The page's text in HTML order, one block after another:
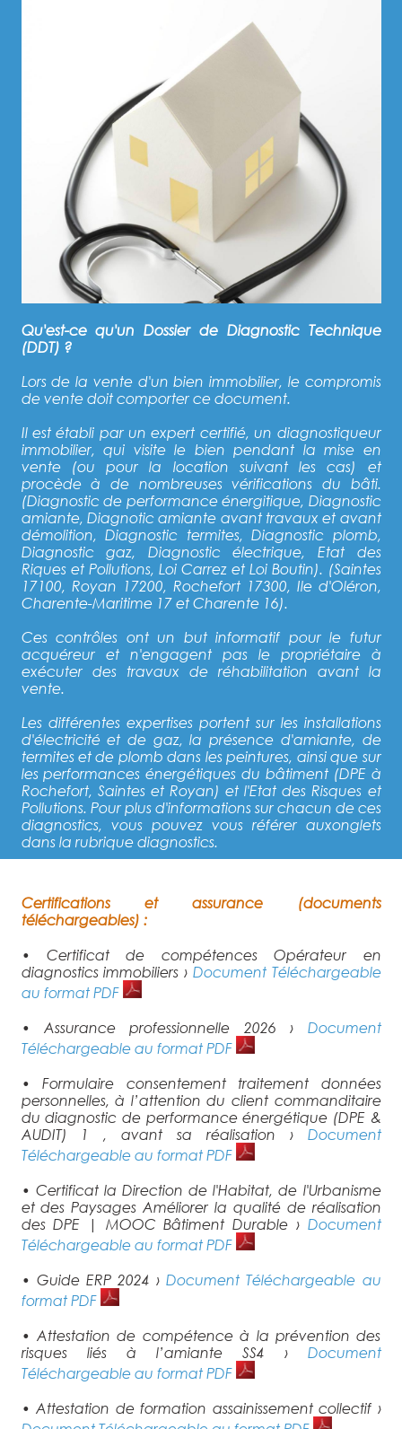
Qu'est-ce qu'un Dossier de Diagnostic Technique
(DDT) ?
Lors de la vente d'un bien immobilier, le compromis
de vente doit comporter ce document.
Il est établi par un expert certifié, un diagnostiqueur
immobilier, qui visite le bien pendant la mise en
vente (ou pour la location suivant les cas) et
procède à de nombreuses vérifications du bâti.
(Diagnostic de performance énergitique, Diagnostic
amiante, Diagnotic amiante avant travaux et avant
démolition, Diagnostic termites, Diagnostic plomb,
Diagnostic gaz, Diagnostic électrique, Etat des
Riques et Pollutions, Loi Carrez et Loi Boutin). (Saintes
17100, Royan 17200, Rochefort 17300, Ile d'Oléron,
Charente-Maritime 17 et Charente 16).
Ces contrôles ont un but informatif pour le futur
acquéreur et n'engagent pas le propriétaire à
exécuter des travaux de réhabilitation avant la
vente.
Les différentes expertises portent sur les installations
d'électricité et de gaz, la présence d'amiante, de
termites et de plomb dans les peintures, ainsi que sur
les performances énergétiques du bâtiment (DPE à
Rochefort, Saintes et Royan) et l'Etat des Risques et
Pollutions. Pour plus d'informations sur chacun de ces
diagnostics, vous pouvez vous référer auxonglets
dans la rubrique diagnostics.
Certifications et assurance (documents
téléchargeables) :
• Certificat de compétences Opérateur en
diagnostics immobiliers › Document Téléchargeable
au format PDF
• Assurance professionnelle 2026 › Document
Téléchargeable au format PDF
• Formulaire consentement traitement données
personnelles, à l’attention du client commanditaire
du diagnostic de performance énergétique (DPE &
AUDIT) 1 , avant sa réalisation › Document
Téléchargeable au format PDF
• Certificat la Direction de l'Habitat, de l'Urbanisme
et des Paysages Améliorer la qualité de réalisation
des DPE | MOOC Bâtiment Durable › Document
Téléchargeable au format PDF
• Guide ERP 2024 ›Document Téléchargeable au
format PDF
• Attestation de compétence à la prévention des
risques liés à l’amiante SS4 › Document
Téléchargeable au format PDF
• Attestation de formation assainissement collectif ›